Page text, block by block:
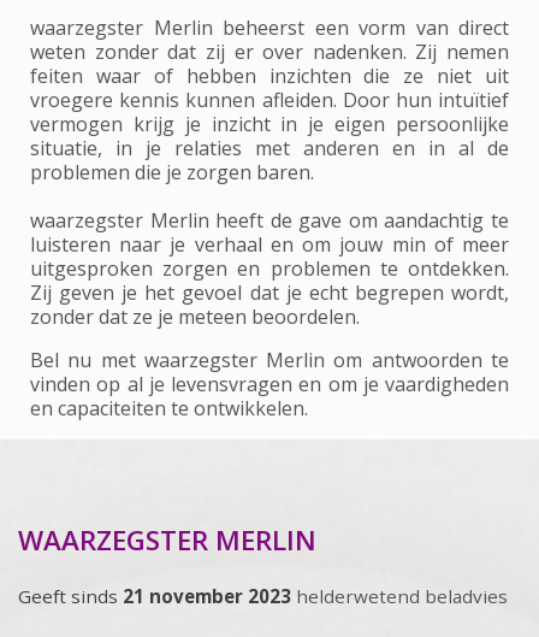
waarzegster Merlin beheerst een vorm van direct
weten zonder dat zij er over nadenken. Zij nemen
feiten waar of hebben inzichten die ze niet uit
vroegere kennis kunnen afleiden. Door hun intuïtief
vermogen krijg je inzicht in je eigen persoonlijke
situatie, in je relaties met anderen en in al de
problemen die je zorgen baren.
waarzegster Merlin heeft de gave om aandachtig te
luisteren naar je verhaal en om jouw min of meer
uitgesproken zorgen en problemen te ontdekken.
Zij geven je het gevoel dat je echt begrepen wordt,
zonder dat ze je meteen beoordelen.
Bel nu met waarzegster Merlin om antwoorden te
vinden op al je levensvragen en om je vaardigheden
en capaciteiten te ontwikkelen.
WAARZEGSTER MERLIN
Geeft sinds 21 november 2023 helderwetend beladvies